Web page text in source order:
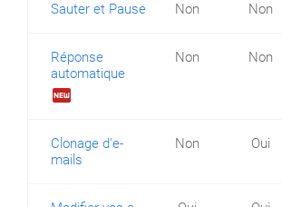
Sauter et Pause Non Non
Réponse
automatique
fiber_new
Non Non
Clonage d'e-
mails
Non Oui